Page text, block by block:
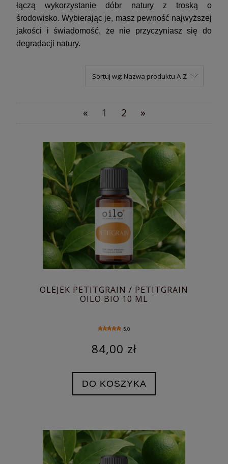
łączą wykorzystanie dóbr natury z troską o
środowisko. Wybierając je, masz pewność najwyższej
jakości i świadomość, że nie przyczyniasz się do
degradacji natury.
Sortuj wg: Nazwa produktu A-Z
« 1 2 »
OLEJEK PETITGRAIN / PETITGRAIN
OILO BIO 10 ML
5.0
84,00 zł
DO KOSZYKA